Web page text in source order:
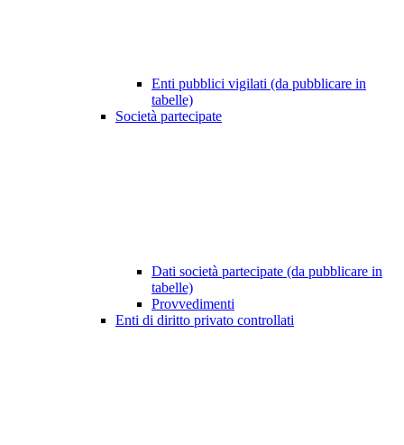
Enti pubblici vigilati (da pubblicare in
tabelle)
Società partecipate
Dati società partecipate (da pubblicare in
tabelle)
Provvedimenti
Enti di diritto privato controllati